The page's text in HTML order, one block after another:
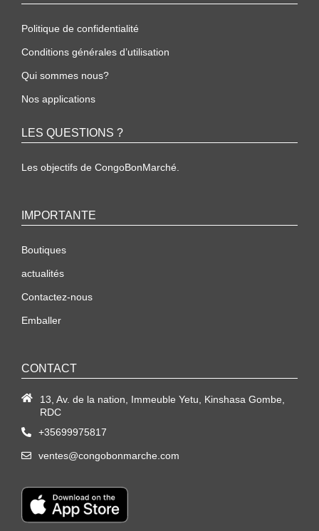
Politique de confidentialité
Conditions générales d’utilisation
Qui sommes nous?
Nos applications
LES QUESTIONS ?
Les objectifs de CongoBonMarché.
IMPORTANTE
Boutiques
actualités
Contactez-nous
Emballer
CONTACT
13, Av. de la nation, Immeuble Yetu, Kinshasa Gombe,
RDC
+35699975817
ventes@congobonmarche.com